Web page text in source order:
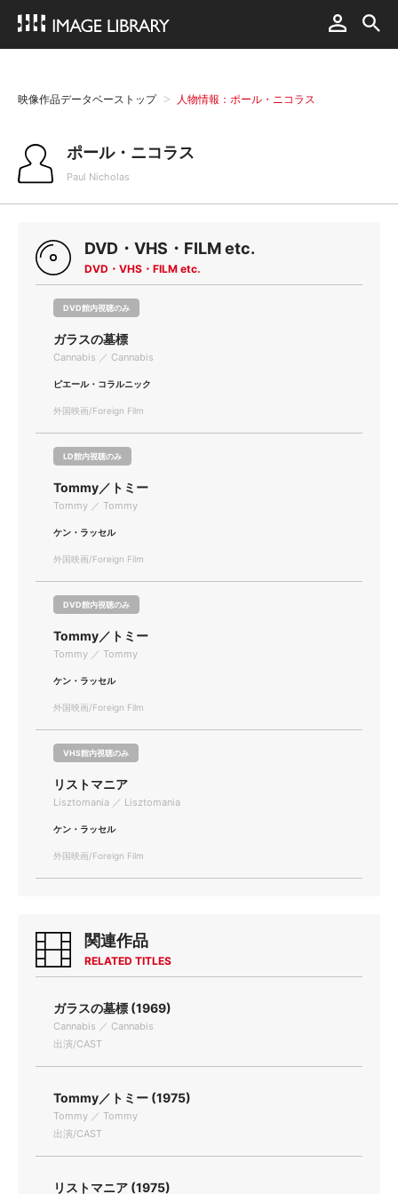
映像作品データベーストップ 人物情報：ポール・ニコラス
ポール・ニコラス
Paul Nicholas
DVD・VHS・FILM etc.
DVD・VHS・FILM etc.
DVD館内視聴のみ
ガラスの墓標
Cannabis ／ Cannabis
ピエール・コラルニック
外国映画/Foreign Film
LD館内視聴のみ
Tommy／トミー
Tommy ／ Tommy
ケン・ラッセル
外国映画/Foreign Film
DVD館内視聴のみ
Tommy／トミー
Tommy ／ Tommy
ケン・ラッセル
外国映画/Foreign Film
VHS館内視聴のみ
リストマニア
Lisztomania ／ Lisztomania
ケン・ラッセル
外国映画/Foreign Film
関連作品
RELATED TITLES
ガラスの墓標 (1969)
Cannabis ／ Cannabis
出演/CAST
Tommy／トミー (1975)
Tommy ／ Tommy
出演/CAST
リストマニア (1975)